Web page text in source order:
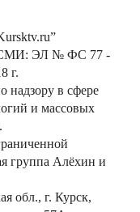
СМИ: ЭЛ № ФС 77 -
г.
надзору в сфере
и массовых
группа Алёхин и
обл., г. Курск,